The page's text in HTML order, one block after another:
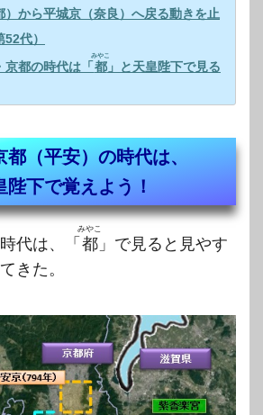
）から平城京（奈良）へ戻る動きを止
代）
京都の時代は「都
みやこ
」と天皇陛下で見る
（平安）の時代は、
陛下で覚えよう！
代は、「都
みやこ
」で見ると見やす
きた。